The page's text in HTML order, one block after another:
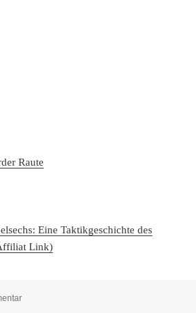
Raute
Eine Taktikgeschichte des
Link)
zu WR 014 Eine Systemfrage